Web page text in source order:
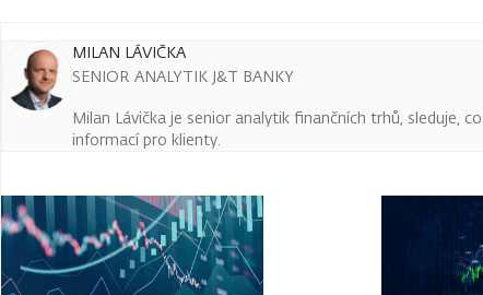
MILAN LÁVIČKA
SENIOR ANALYTIK J&T BANKY
Milan Lávička je senior analytik finančních trhů, sleduje,
informací pro klienty.